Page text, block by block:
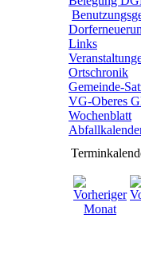
Links
Ortschronik
Gemeinde-
VG-Oberes
Wochenblatt